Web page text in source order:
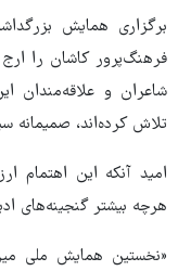
برگزاری همایش
فرهنگ‌پرور کاشان را
شاعران و علاقه‌مندان
تلاش کرده‌اند، صمیمانه
امید آنکه این اهتمام
هرچه بیشتر گنجینه‌های